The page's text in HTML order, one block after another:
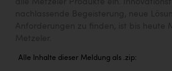
Alle Inhalte dieser Meldung als .zip: